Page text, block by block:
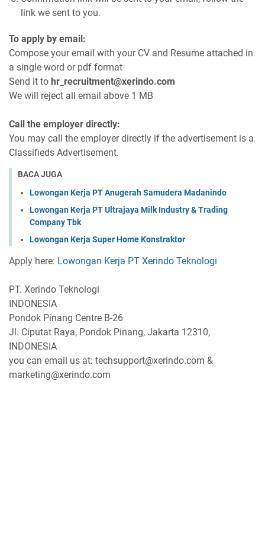
link we sent to you.
To apply by email:
Compose your email with your CV and Resume attached in
a single word or pdf format
Send it to hr_recruitment@xerindo.com
We will reject all email above 1 MB
Call the employer directly:
You may call the employer directly if the advertisement is a
Classifieds Advertisement.
BACA JUGA
Lowongan Kerja PT Anugerah Samudera Madanindo
Lowongan Kerja PT Ultrajaya Milk Industry & Trading
Company Tbk
Lowongan Kerja Super Home Konstraktor
Apply here: Lowongan Kerja PT Xerindo Teknologi
PT. Xerindo Teknologi
INDONESIA
Pondok Pinang Centre B-26
Jl. Ciputat Raya, Pondok Pinang, Jakarta 12310,
INDONESIA
you can email us at: techsupport@xerindo.com &
marketing@xerindo.com